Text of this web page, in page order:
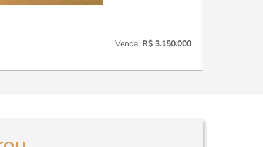
Venda: R$ 3.150.000